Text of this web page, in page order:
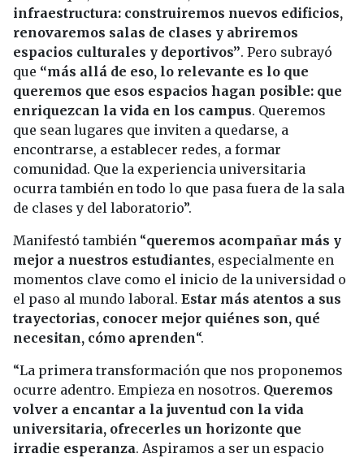
infraestructura: construiremos nuevos edificios,
renovaremos salas de clases y abriremos
espacios culturales y deportivos”. Pero subrayó
que “más allá de eso, lo relevante es lo que
queremos que esos espacios hagan posible: que
enriquezcan la vida en los campus. Queremos
que sean lugares que inviten a quedarse, a
encontrarse, a establecer redes, a formar
comunidad. Que la experiencia universitaria
ocurra también en todo lo que pasa fuera de la sala
de clases y del laboratorio”.
Manifestó también “queremos acompañar más y
mejor a nuestros estudiantes, especialmente en
momentos clave como el inicio de la universidad o
el paso al mundo laboral. Estar más atentos a sus
trayectorias, conocer mejor quiénes son, qué
necesitan, cómo aprenden“.
“La primera transformación que nos proponemos
ocurre adentro. Empieza en nosotros. Queremos
volver a encantar a la juventud con la vida
universitaria, ofrecerles un horizonte que
irradie esperanza. Aspiramos a ser un espacio